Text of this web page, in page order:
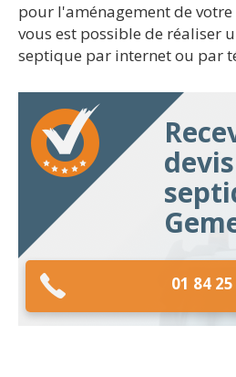
pour l'aménagement de
vous est possible de réaliser
septique par internet ou par
01 84